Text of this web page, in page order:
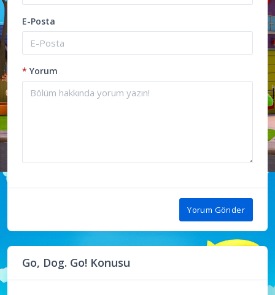
E-Posta
* Yorum
Yorum Gönder
Go, Dog. Go! Konusu